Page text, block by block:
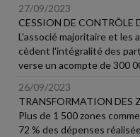
27/09/2023
CESSION DE CONTRÔLE
L'associé majoritaire et les
cèdent l'intégralité des
verse un acompte de 300
26/09/2023
TRANSFORMATION DES
Plus de 1 500 zones
72 % des dépenses